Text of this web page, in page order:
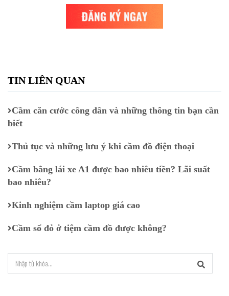
TIN LIÊN QUAN
Cầm căn cước công dân và những thông tin bạn cần
biết
Thủ tục và những lưu ý khi cầm đồ điện thoại
Cầm bằng lái xe A1 được bao nhiêu tiền? Lãi suất
bao nhiêu?
Kinh nghiệm cầm laptop giá cao
Cầm sổ đỏ ở tiệm cầm đồ được không?